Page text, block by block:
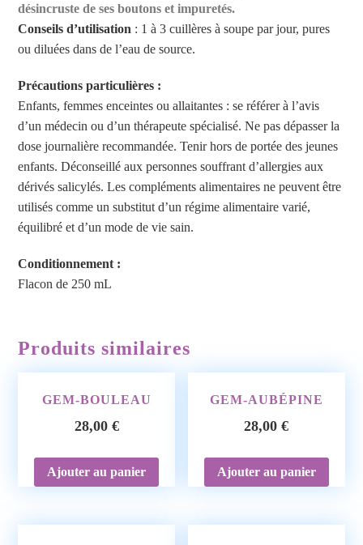
désincruste de ses boutons et impuretés.
Conseils d’utilisation : 1 à 3 cuillères à soupe par jour, pures
ou diluées dans de l’eau de source.
Précautions particulières :
Enfants, femmes enceintes ou allaitantes : se référer à l’avis
d’un médecin ou d’un thérapeute spécialisé. Ne pas dépasser la
dose journalière recommandée. Tenir hors de portée des jeunes
enfants. Déconseillé aux personnes souffrant d’allergies aux
dérivés salicylés. Les compléments alimentaires ne peuvent être
utilisés comme un substitut d’un régime alimentaire varié,
équilibré et d’un mode de vie sain.
Conditionnement :
Flacon de 250 mL
Produits similaires
GEM-BOULEAU
28,00 €
Ajouter au panier
GEM-AUBÉPINE
28,00€
Ajouter au panier